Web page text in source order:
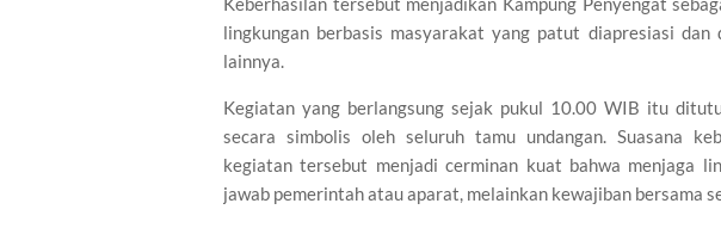
lingkungan berbasis masyarakat yang patut diapresiasi dan
lainnya.
Kegiatan yang berlangsung sejak pukul 10.00 WIB itu
secara simbolis oleh seluruh tamu undangan. Suasana
kegiatan tersebut menjadi cerminan kuat bahwa menjaga
jawab pemerintah atau aparat, melainkan kewajiban bersama